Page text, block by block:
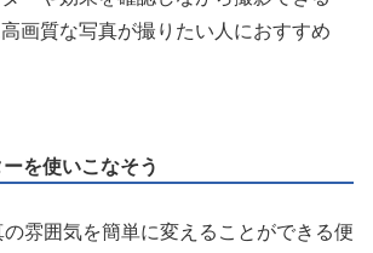
画質な写真が撮りたい人におすすめ
を使いこなそう
雰囲気を簡単に変えることができる便